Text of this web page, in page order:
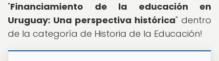
"Financiamiento de la educación en
Uruguay: Una perspectiva histórica" dentro
de la categoría de Historia de la Educación!